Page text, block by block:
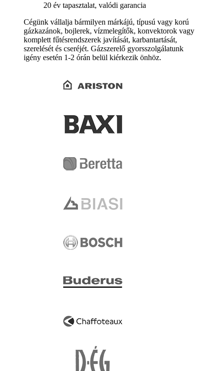
20 év tapasztalat, valódi garancia
Cégünk vállalja bármilyen márkájú, típusú vagy korú
gázkazánok, bojlerek, vízmelegítők, konvektorok vagy
komplett fűtésrendszerek javítását, karbantartását,
szerelését és cseréjét. Gázszerelő gyorsszolgálatunk
igény esetén 1-2 órán belül kiérkezik önhöz.